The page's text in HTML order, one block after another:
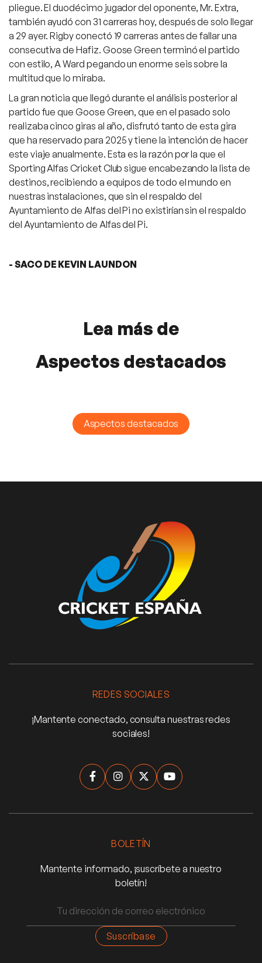
pliegue. El duodécimo jugador del oponente, Mr. Extra,
también ayudó con 31 carreras hoy, después de solo llegar
a 29 ayer. Rigby conectó 19 carreras antes de fallar una
consecutiva de Hafiz. Goose Green terminó el partido
con estilo, A Ward pegando un enorme seis sobre la
multitud que lo miraba.
La gran noticia que llegó durante el análisis posterior al
partido fue que Goose Green, que en el pasado solo
realizaba cinco giras al año, disfrutó tanto de esta gira
que ha reservado para 2025 y tiene la intención de hacer
este viaje anualmente. Esta es la razón por la que el
Sporting Alfas Cricket Club sigue encabezando la lista de
destinos, recibiendo a equipos de todo el mundo en
nuestras instalaciones, que sin el respaldo del
Ayuntamiento de Alfas del Pi no existirían sin el respaldo
del Ayuntamiento de Alfas del Pi.
- SACO DE KEVIN LAUNDON
Lea más de
Aspectos destacados
Aspectos destacados
REDES SOCIALES
¡Mantente conectado, consulta nuestras redes
sociales!
   
BOLETÍN
Mantente informado, ¡suscríbete a nuestro
boletín!